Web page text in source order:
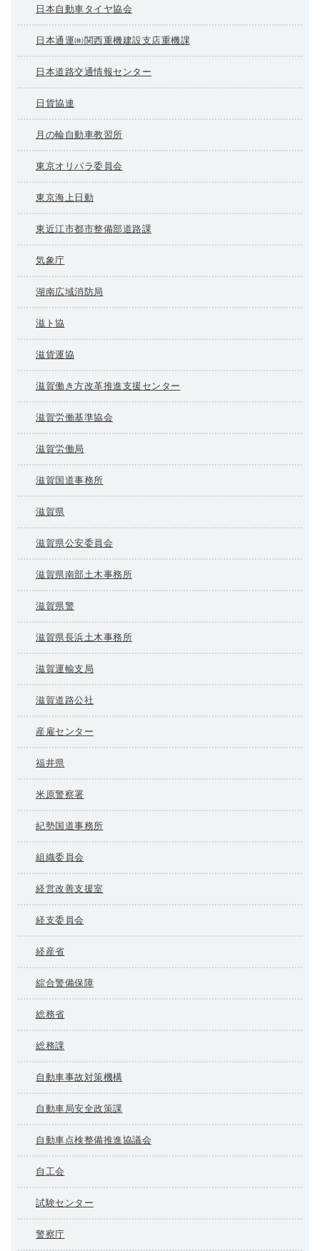
日本自動車タイヤ協会
日本通運㈱関西重機建設支店重機課
日本道路交通情報センター
日貨協連
月の輪自動車教習所
東京オリパラ委員会
東京海上日動
東近江市都市整備部道路課
気象庁
湖南広域消防局
滋ト協
滋貨運協
滋賀働き方改革推進支援センター
滋賀労働基準協会
滋賀労働局
滋賀国道事務所
滋賀県
滋賀県公安委員会
滋賀県南部土木事務所
滋賀県警
滋賀県長浜土木事務所
滋賀運輸支局
滋賀道路公社
産雇センター
福井県
米原警察署
紀勢国道事務所
組織委員会
経営改善支援室
経支委員会
経産省
綜合警備保障
総務省
総務課
自動車事故対策機構
自動車局安全政策課
自動車点検整備推進協議会
自工会
試験センター
警察庁